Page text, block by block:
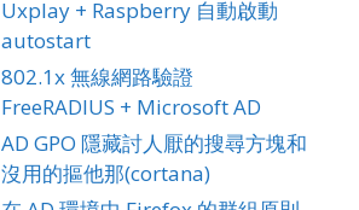
Uxplay + Raspberry 自動啟動
autostart
802.1x 無線網路驗證
FreeRADIUS + Microsoft AD
AD GPO 隱藏討人厭的搜尋方塊和
沒用的摳他那(cortana)